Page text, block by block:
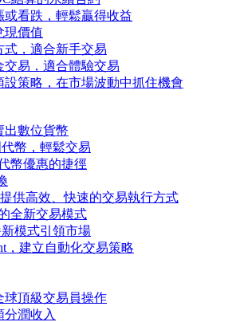
或看跌，輕鬆贏得收益
現價值
式，適合新手交易
交易，適合體驗交易
設策略，在市場波動中抓住機會
出數位貨幣
幣，輕鬆交易
幣優惠的捷徑
供高效、快速的交易執行方式
全新交易模式
模式引領市場
，建立自動化交易策略
球頂級交易員操作
分潤收入